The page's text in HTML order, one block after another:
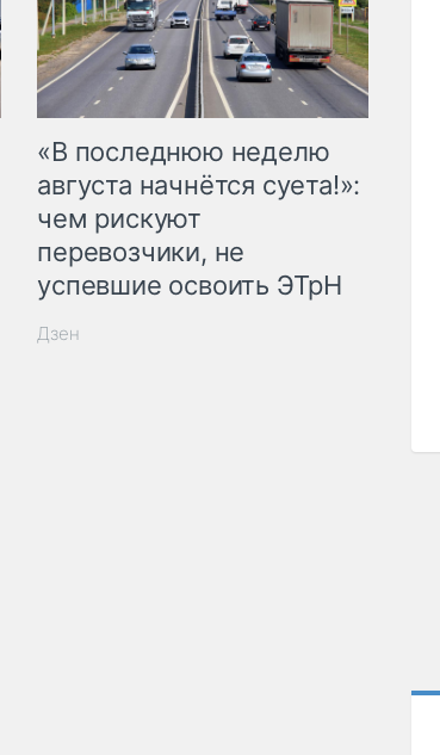
«В последнюю неделю
августа начнётся суета!»:
чем рискуют
перевозчики, не
успевшие освоить ЭТрН
Дзен